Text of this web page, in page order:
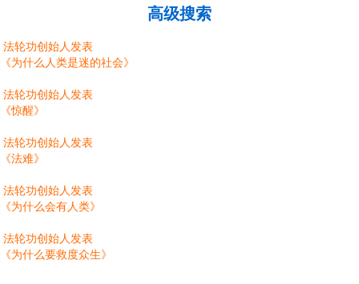
高级搜索
法轮功创始人发表
《为什么人类是迷的社会》
法轮功创始人发表
《惊醒》
法轮功创始人发表
《法难》
法轮功创始人发表
《为什么会有人类》
法轮功创始人发表
《为什么要救度众生》